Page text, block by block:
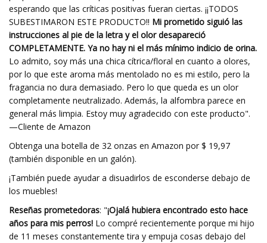
esperando que las críticas positivas fueran ciertas. ¡¡TODOS
SUBESTIMARON ESTE PRODUCTO!! Mi prometido siguió las
instrucciones al pie de la letra y el olor desapareció
COMPLETAMENTE. Ya no hay ni el más mínimo indicio de orina.
Lo admito, soy más una chica cítrica/floral en cuanto a olores,
por lo que este aroma más mentolado no es mi estilo, pero la
fragancia no dura demasiado. Pero lo que queda es un olor
completamente neutralizado. Además, la alfombra parece en
general más limpia. Estoy muy agradecido con este producto".
—Cliente de Amazon
Obtenga una botella de 32 onzas en Amazon por $ 19,97
(también disponible en un galón).
¡También puede ayudar a disuadirlos de esconderse debajo de
los muebles!
Reseñas prometedoras: "¡Ojalá hubiera encontrado esto hace
años para mis perros! Lo compré recientemente porque mi hijo
de 11 meses constantemente tira y empuja cosas debajo del